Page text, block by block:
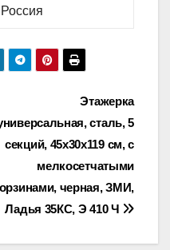
Россия
Этажерка
сталь, 5
секций, 45х30х119 см, с
мелкосетчатыми
черная, ЗМИ,
Ладья 35КС, Э 410 Ч